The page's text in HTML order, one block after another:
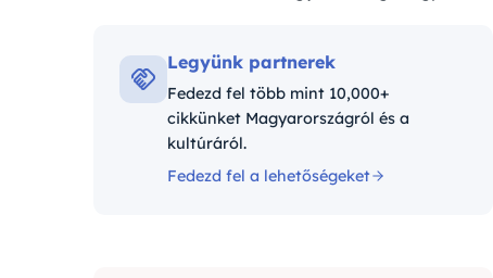
Legyünk partnerek
Fedezd fel több mint 10,000+
cikkünket Magyarországról és a
kultúráról.
Fedezd fel a lehetőségeket